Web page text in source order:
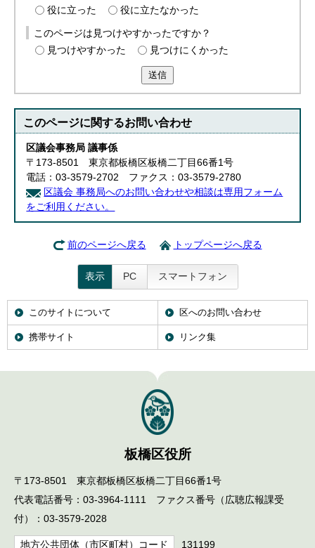
役に立った
役に立たなかった
このページは見つけやすかったですか？
見つけやすかった
見つけにくかった
送信
このページに関するお問い合わせ
区議会事務局 議事係
〒173-8501 東京都板橋区板橋二丁目66番1号
電話：03-3579-2702 ファクス：03-3579-2780
区議会 事務局へのお問い合わせや相談は専用フォーム
をご利用ください。
前のページへ戻る トップページへ戻る
表示 PC スマートフォン
このサイトについて 区へのお問い合わせ
携帯サイト リンク集
板橋区役所
〒173-8501 東京都板橋区板橋二丁目66番1号
代表電話番号：03-3964-1111 ファクス番号（広聴広報課受
付）：03-3579-2028
地方公共団体（市区町村）コード 131199